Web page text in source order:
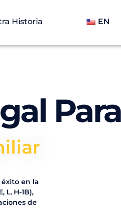
Historia EN
en la
L, H-1B),
de